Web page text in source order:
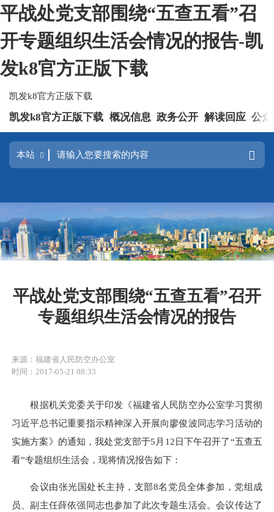
平战处党支部围绕“五查五看”召
开专题组织生活会情况的报告-凯
发k8官方正版下载
凯发k8官方正版下载
凯发k8官方正版下载 概况信息 政务公开 解读回应 公
平战处党支部围绕“五查五看”召开
专题组织生活会情况的报告
来源：福建省人民防空办公室
时间：2017-05-21 08:33
根据机关党委关于印发《福建省人民防空办公室学习贯彻
习近平总书记重要指示精神深入开展向廖俊波同志学习活动的
实施方案》的通知，我处党支部于5月12日下午召开了“五查五
看”专题组织生活会，现将情况报告如下：
会议由张光国处长主持，支部8名党员全体参加，党组成
员、副主任薛依强同志也参加了此次专题生活会。会议传达了